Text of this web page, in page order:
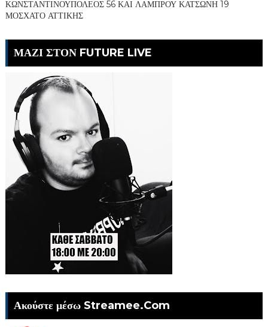
ΚΩΝΣΤΑΝΤΙΝΟΥΠΟΛΕΟΣ 56 ΚΑΙ ΛΑΜΠΡΟΥ ΚΑΤΣΩΝΗ 19
ΜΟΣΧΑΤΟ ΑΤΤΙΚΗΣ
ΜΑΖΙ ΣΤΟΝ FUTURE LIVE
Ακούστε μέσω Streamee.Com